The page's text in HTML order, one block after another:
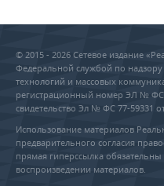
© 2015 - 2026 Сетевое издание
Федеральной службой по
технологий и массовых
регистрационный номер ЭЛ № ФС
свидетельство Эл № ФС 77-59331
Использование материалов
предварительного согласия
прямая гиперссылка
воспроизведении материалов.